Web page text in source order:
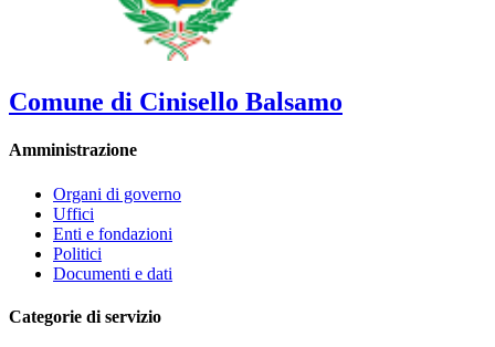
Comune di Cinisello Balsamo
Amministrazione
Organi di governo
Uffici
Enti e fondazioni
Politici
Documenti e dati
Categorie di servizio